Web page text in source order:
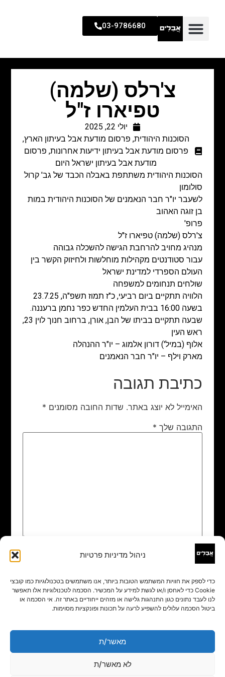
ניהול מדיניות פרטיות
כדי לספק את חוויות המשתמש הטובות ביותר, אנו משתמשים בטכנולוגיות כמו קובצי
Cookie כדי לאחסן ו/או לגשת למידע על המכשיר. הסכמה לטכנולוגיות אלו תאפשר
לנו לעבד נתונים כגון התנהגות גלישה או מזהים ייחודיים באתר זה. אי הסכמה או
ביטול הסכמה עלולים להשפיע לרעה על תכונות ופונקציות מסוימות.
מאשר/ת
לא מאשר/ת
03-9786680
צ'רלס (שלמה)
טפיארו ז"ל
יולי 22, 2025
הסוכנות היהודית, פרסום מודעת אבל בעיתון הארץ,
פרסום מודעת אבל בעיתון ידיעות אחרונות, פרסום
מודעת אבל בעיתון ישראל היום
הסוכנות היהודית משתתפת באבלה הכבד של גב' קרול
סולומון
לשעבר יו"ר חבר הנאמנים של הסוכנות היהודית במות
בן זוגה האהוב
פרופ'
צ'רלס (שלמה) טפיארו ז"ל
מנהיג מחויב להרחבת הגישה להשכלה גבוהה
עבור סטודנטים מקהילות מוחלשות ולחיזוק הקשר בין
העולם הספרדי למדינת ישראל
שולחים תנחומים למשפחה
הלוויה תתקיים ביום רביעי, כ"ז תמוז תשפ"ה, 23.7.25
בשעה 16:00 בבית העלמין החדש כפר נחמן ברעננה.
שבעה תתקיים בביתו של הבן, אורן, ברחוב חנוך לוין 23,
ראש העין
אלוף (במיל') דורון אלמוג – יו"ר ההנהלה
מארק וילף – יו"ר חבר הנאמנים
כתיבת תגובה
האימייל לא יוצג באתר. שדות החובה מסומנים *
התגובה שלך *
שם
אימייל*